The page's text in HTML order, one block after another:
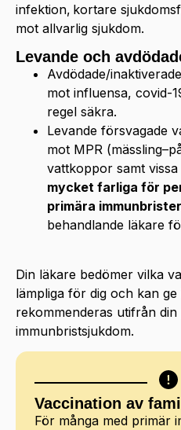
infektion, kortare
mot allvarlig sjukdom.
Levande och
Avdödade/
mot influensa, covid-
regel säkra.
Levande försvagade
mot MPR
vattkoppor samt
mycket farliga för
primära immunbrister
behandlande läkare
Din läkare bedömer vilka
lämpliga för dig och kan
rekommenderas utifrån
immunbristsjukdom.
Vaccination av
För många med primär